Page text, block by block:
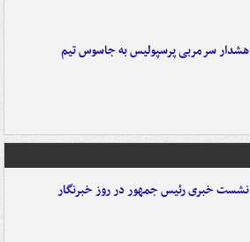
هشدار سرمربی پرسپولیس به جاسوس تیم
نشست خبری رئیس جمهور در روز خبرنگار